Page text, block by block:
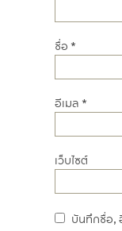
ชื่อ *
อีเมล *
เว็บไซต์
บันทึกชื่อ,